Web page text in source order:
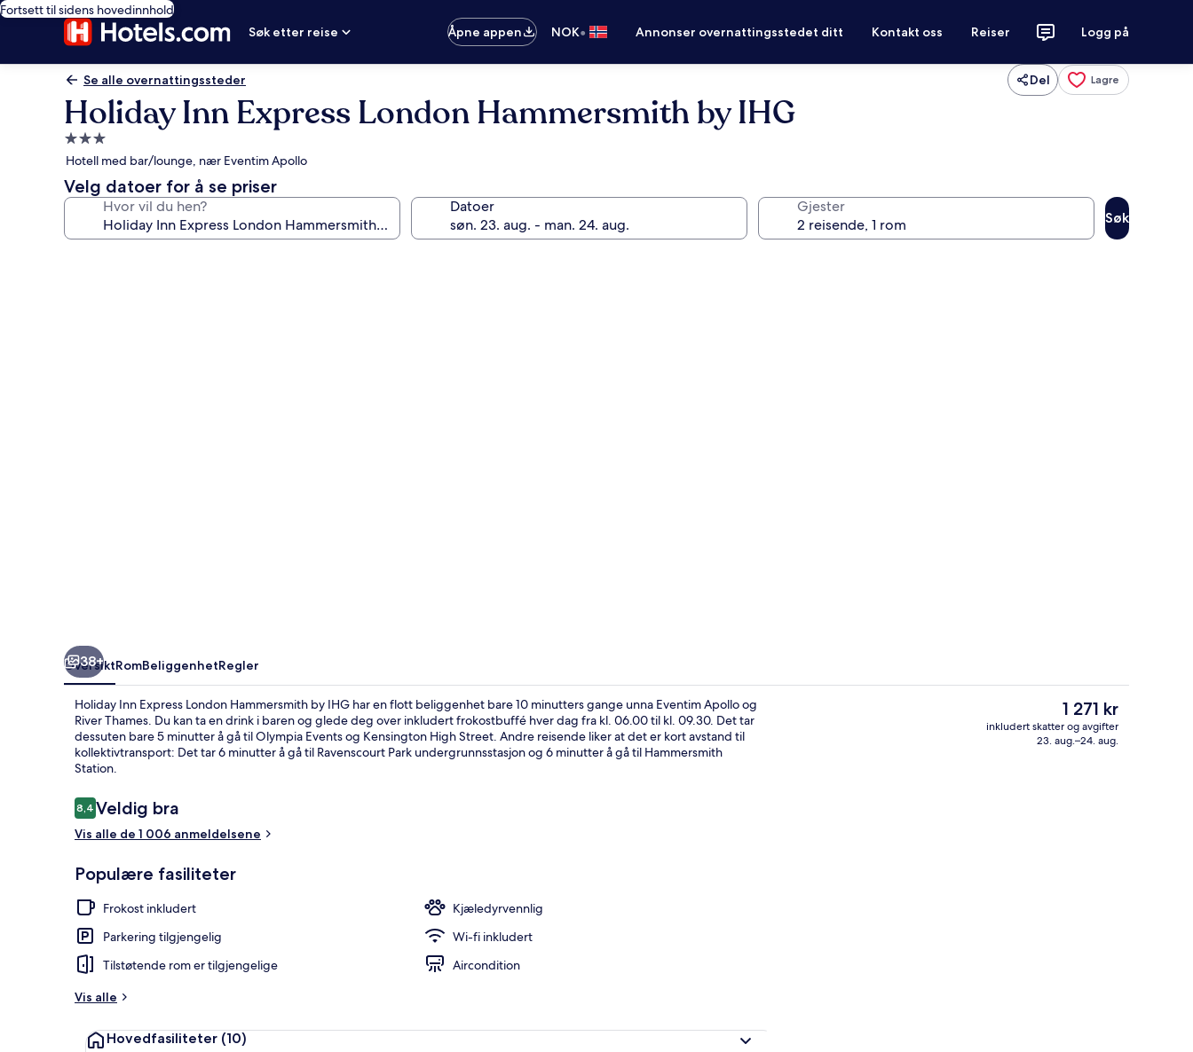
Fortsett til sidens hovedinnhold
Søk etter reise
Åpne appen NOK• Annonser overnattingsstedet ditt Kontakt oss Reiser Logg på
Se alle overnattingssteder Del Lagre
Holiday Inn Express London Hammersmith by IHG
Overnattingssted
med
3.0
stjerner
Hotell med bar/lounge, nær Eventim Apollo
Velg datoer for å se priser
Hvor vil du hen? Datoer Gjester
Søk
Bar (på overnattingsstedet)
38+
OversiktRomBeliggenhetRegler
Holiday Inn Express London Hammersmith by IHG har en flott beliggenhet bare 10 minutters gange unna Eventim Apollo og
River Thames. Du kan ta en drink i baren og glede deg over inkludert frokostbuffé hver dag fra kl. 06.00 til kl. 09.30. Det tar
dessuten bare 5 minutter å gå til Olympia Events og Kensington High Street. Andre reisende liker at det er kort avstand til
kollektivtransport: Det tar 6 minutter å gå til Ravenscourt Park undergrunnsstasjon og 6 minutter å gå til Hammersmith
Station.
Anmeldelser
8,48,4 av 10 –
Veldig bra
Vis alle de 1 006 anmeldelsene
Populære fasiliteter
Frokost inkludert
Kjæledyrvennlig
Parkering tilgjengelig
Wi-fi inkludert
Tilstøtende rom er tilgjengelige
Aircondition
Vis alle
Hovedfasiliteter (10)
Den
nåværende
prisen
1 271 kr
inkludert skatter og avgifter
23. aug.–24. aug.